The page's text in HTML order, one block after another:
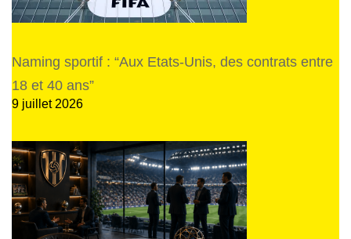
Naming sportif : “Aux Etats-Unis, des contrats entre
18 et 40 ans”
9 juillet 2026